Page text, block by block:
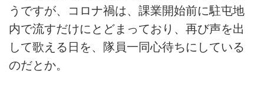
うですが、コロナ禍は、課業開始前に駐屯地
内で流すだけにとどまっており、再び声を出
して歌える日を、隊員一同心待ちにしている
のだとか。